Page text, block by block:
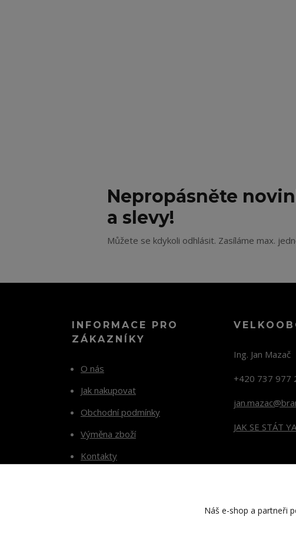
Nepropásněte
a slevy!
Můžete se kdykoli odhlásit. Zasíláme max.
INFORMACE PRO
ZÁKAZNÍKY
O nás
Jak nakupovat
Obchodní podmínky
Výměna zboží
Kontakty
Ing. Jan Mazač
+420 737 977
JAK SE STÁT
Náš e-shop a partneři